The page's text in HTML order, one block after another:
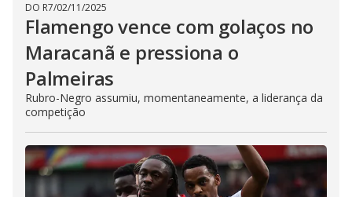
DO R7/02/11/2025
Flamengo vence com golaços no
Maracanã e pressiona o
Palmeiras
Rubro-Negro assumiu, momentaneamente, a liderança da
competição